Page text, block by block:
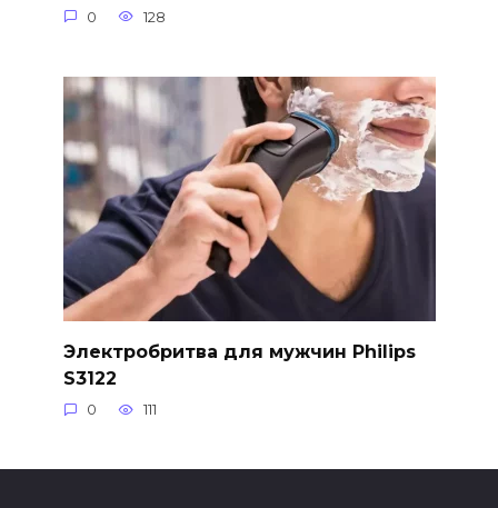
0 128
Электробритва для мужчин Philips
S3122
0 111